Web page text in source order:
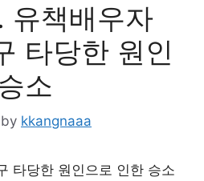
유책배우자
타당한 원인
소
by kkangnaaa
타당한 원인으로 인한 승소